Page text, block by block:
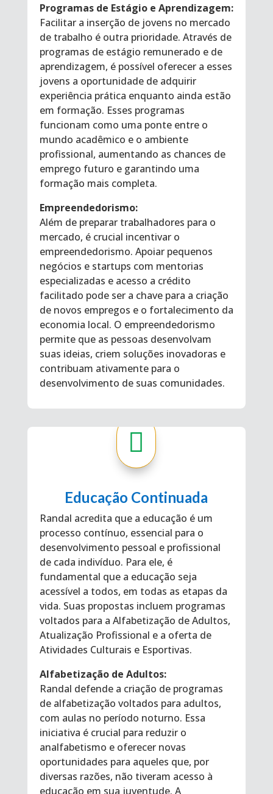
Programas de Estágio e Aprendizagem:
Facilitar a inserção de jovens no mercado
de trabalho é outra prioridade. Através de
programas de estágio remunerado e de
aprendizagem, é possível oferecer a esses
jovens a oportunidade de adquirir
experiência prática enquanto ainda estão
em formação. Esses programas
funcionam como uma ponte entre o
mundo acadêmico e o ambiente
profissional, aumentando as chances de
emprego futuro e garantindo uma
formação mais completa.
Empreendedorismo:
Além de preparar trabalhadores para o
mercado, é crucial incentivar o
empreendedorismo. Apoiar pequenos
negócios e startups com mentorias
especializadas e acesso a crédito
facilitado pode ser a chave para a criação
de novos empregos e o fortalecimento da
economia local. O empreendedorismo
permite que as pessoas desenvolvam
suas ideias, criem soluções inovadoras e
contribuam ativamente para o
desenvolvimento de suas comunidades.

Educação Continuada
Randal acredita que a educação é um
processo contínuo, essencial para o
desenvolvimento pessoal e profissional
de cada indivíduo. Para ele, é
fundamental que a educação seja
acessível a todos, em todas as etapas da
vida. Suas propostas incluem programas
voltados para a Alfabetização de Adultos,
Atualização Profissional e a oferta de
Atividades Culturais e Esportivas.
Alfabetização de Adultos:
Randal defende a criação de programas
de alfabetização voltados para adultos,
com aulas no período noturno. Essa
iniciativa é crucial para reduzir o
analfabetismo e oferecer novas
oportunidades para aqueles que, por
diversas razões, não tiveram acesso à
educação em sua juventude. A